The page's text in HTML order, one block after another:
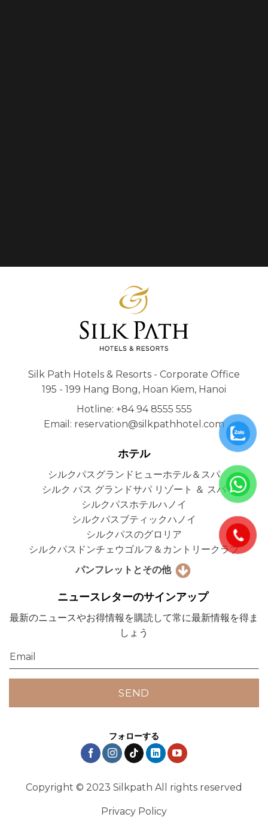
Silk Path Hotels & Resorts - Corporate Office
195 - 199 Hang Bong, Hoan Kiem, Hanoi
Hotline: +84 94 8555 555
Email: reservation@silkpathhotel.com
ホテル
シルクパスグランドヒューホテル＆スパ
シルク パス グランドサパ リゾート ＆ スパ
シルクパスホテルハノイ
シルクパスブティックハノイ
シルクパスのグロリア
シルクパスドンチェウゴルフ＆カントリークラブ
パンフレットとその他
ニュースレターのサインアップ
最新のニュースやお得情報を購読して常に最新情報を得ま
しょう
フォローする
Copyright © 2023 Silkpath All rights reserved
Privacy Policy